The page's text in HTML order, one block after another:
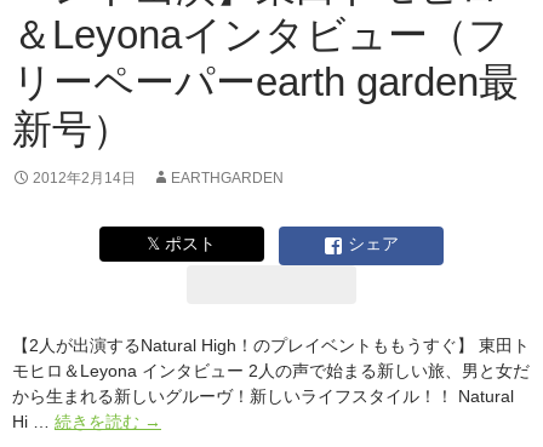
＆Leyonaインタビュー（フ
リーペーパーearth garden最
新号）
2012年2月14日 EARTHGARDEN
𝕏 ポスト シェア
【2人が出演するNatural High！のプレイベントももうすぐ】 東田ト
モヒロ＆Leyona インタビュー 2人の声で始まる新しい旅、男と女だ
から生まれる新しいグルーヴ！新しいライフスタイル！！ Natural
Hi … 続きを読む 【2/26
→